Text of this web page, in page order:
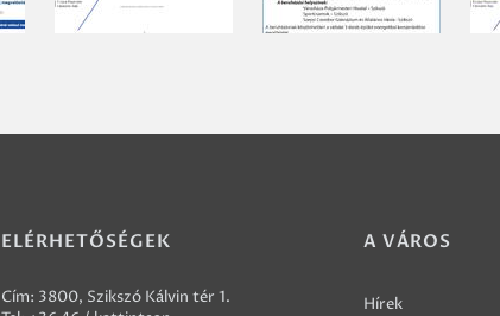
ELÉRHETŐSÉGEK
Cím: 3800, Szikszó Kálvin tér 1.
A VÁROS
Hírek